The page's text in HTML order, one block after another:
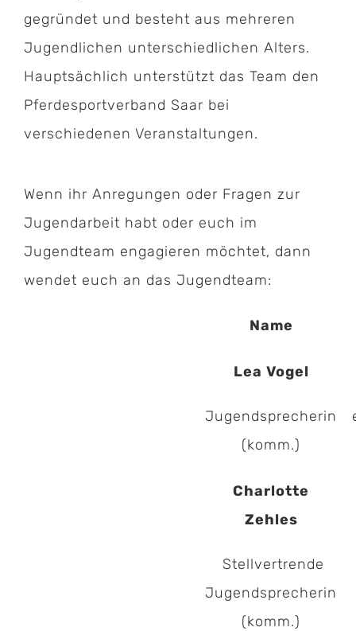
gegründet und besteht aus mehreren
Jugendlichen unterschiedlichen Alters.
Hauptsächlich unterstützt das Team den
Pferdesportverband Saar bei
verschiedenen Veranstaltungen.
Wenn ihr Anregungen oder Fragen zur
Jugendarbeit habt oder euch im
Jugendteam engagieren möchtet, dann
wendet euch an das Jugendteam:
Name
Lea Vogel
Jugendsprecherin
(komm.)
Charlotte
Zehles
Stellvertrende
Jugendsprecherin
(komm.)